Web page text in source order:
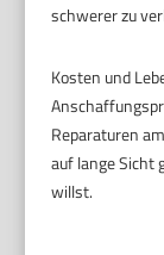
schwerer zu
Kosten und
Reparaturen
auf lange Sicht
willst.